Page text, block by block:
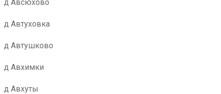
д Авсюхово
д Автуховка
д Автушково
д Авхимки
д Авхуты